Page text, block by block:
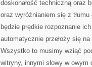
doskonałość techniczną oraz
oraz wyróżnianiem się z
będzie prędkie rozpoznanie
automatycznie przełoży się
Wszystko to musimy wziąć
witryny, innymi słowy w